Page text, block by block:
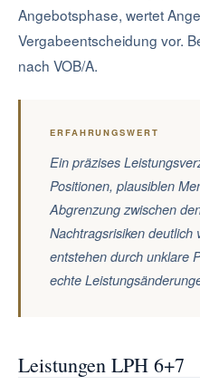
Angebotsphase, wertet
Vergabeentscheidung vor.
nach VOB/A.
ERFAHRUNGSWERT
Ein präzises
Positionen, plausiblen
Abgrenzung zwischen
Nachtragsrisiken deutlich
entstehen durch unklare
echte
Leistungen LPH 6+7